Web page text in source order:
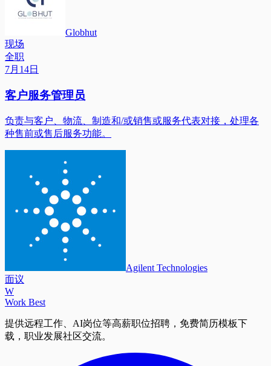
Globhut
现场
全职
7月14日
客户服务管理员
负责与客户、物流、制造和/或销售或服务代表对接，处理各
种售前或售后服务功能。
Agilent Technologies
面议
W
Work Best
提供远程工作、AI岗位等高薪职位招聘，免费简历模板下
载，职业发展社区交流。